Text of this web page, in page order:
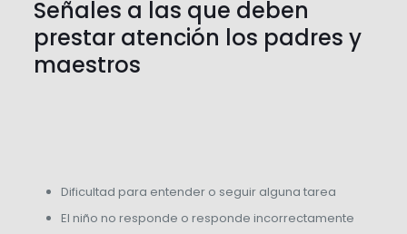
Señales a las que deben
prestar atención los padres y
maestros
Dificultad para entender o seguir alguna tarea
El niño no responde o responde incorrectamente